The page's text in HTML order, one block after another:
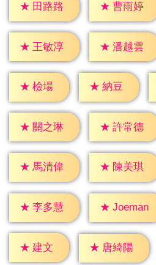
★ 田路路 ★ 曹雨婷
★ 王敏淳 ★ 潘越雲
★ 檢場 ★ 納豆
★ 關之琳 ★ 許常德
★ 馬清偉 ★ 陳美琪
★ 李多慧 ★ Joeman
★ 建文 ★ 唐綺陽